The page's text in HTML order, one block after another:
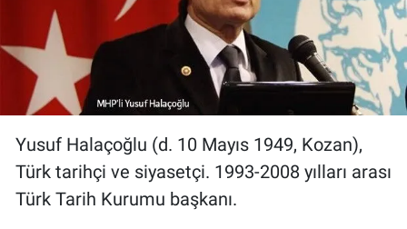
Yusuf Halaçoğlu (d. 10 Mayıs 1949, Kozan),
Türk tarihçi ve siyasetçi. 1993-2008 yılları arası
Türk Tarih Kurumu başkanı.